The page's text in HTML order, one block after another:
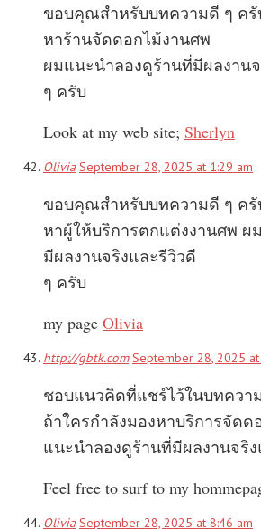
ขอบคุณสำหรับบทความดี ๆ ครั
หาร้านจัดดอกไม้งานศพ
ผมแนะนำลองดูร้านที่มีผลงาน
ๆ ครับ
Look at my web site; Sherlyn
Olivia September 28, 2025 at 1:29 am
ขอบคุณสำหรับบทความดี ๆ ครั
หาผู้ให้บริการตกแต่งงานศพ ผ
มีผลงานจริงและรีวิวดี
ๆ ครับ
my page Olivia
http://gbtk.com September 28, 2025 at
ชอบแนวคิดที่แชร์ไว้ในบทควา
ถ้าใครกำลังมองหาบริการจัดด
แนะนำลองดูร้านที่มีผลงานจริ
Feel free to surf to my
Olivia September 28, 2025 at 8:46 am